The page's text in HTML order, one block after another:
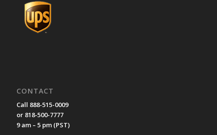
CONTACT
Call 888-515-0009
or 818-500-7777
9 am – 5 pm (PST)